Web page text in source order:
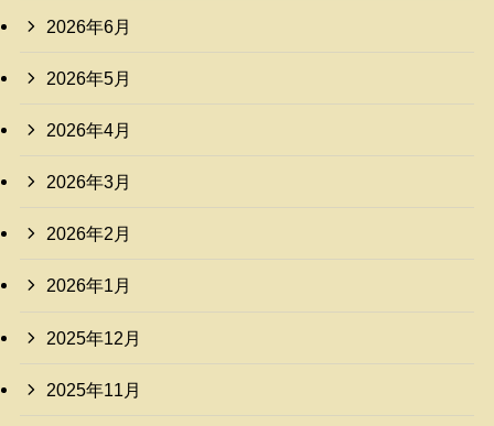
2026年6月
2026年5月
2026年4月
2026年3月
2026年2月
2026年1月
2025年12月
2025年11月